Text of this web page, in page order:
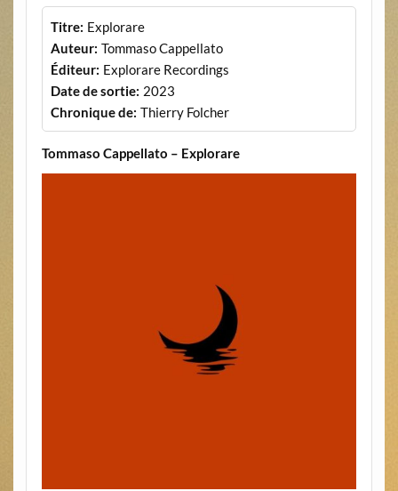
Titre: Explorare
Auteur: Tommaso Cappellato
Éditeur: Explorare Recordings
Date de sortie: 2023
Chronique de: Thierry Folcher
Tommaso Cappellato – Explorare